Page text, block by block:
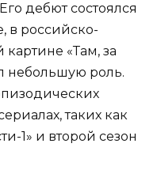
дебют состоялся
в российско-
«Там, за
небольшую роль.
таких как
1» и второй сезон